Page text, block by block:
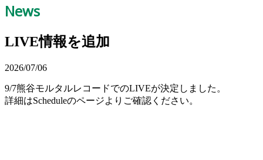
News
LIVE情報を追加
2026/07/06
9/7熊谷モルタルレコードでのLIVEが決定しました。
詳細はScheduleのページよりご確認ください。